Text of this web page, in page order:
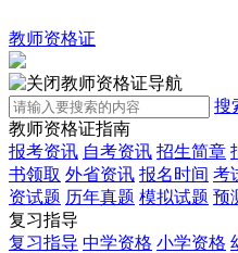
教师资格证
教师资格证导航
搜
教师资格证指南
报考资讯 自考资讯 招生简章
书领取 外省资讯 报名时间 考
资试题 历年真题 模拟试题 预
复习指导
复习指导 中学资格 小学资格